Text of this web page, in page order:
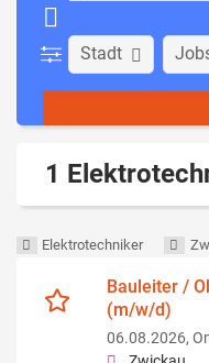
Stadt
1
Elektrotechniker
Bauleiter /
(m/w/d)
06.08.2026,